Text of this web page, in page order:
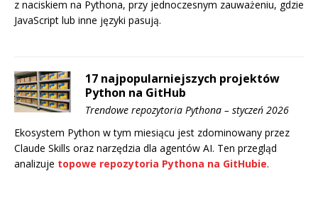
z naciskiem na Pythona, przy jednoczesnym zauważeniu, gdzie
JavaScript lub inne języki pasują.
17 najpopularniejszych projektów
Python na GitHub
Trendowe repozytoria Pythona – styczeń 2026
Ekosystem Python w tym miesiącu jest zdominowany przez
Claude Skills oraz narzędzia dla agentów AI. Ten przegląd
analizuje topowe repozytoria Pythona na GitHubie.